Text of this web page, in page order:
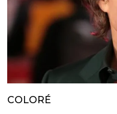
COLORÉ